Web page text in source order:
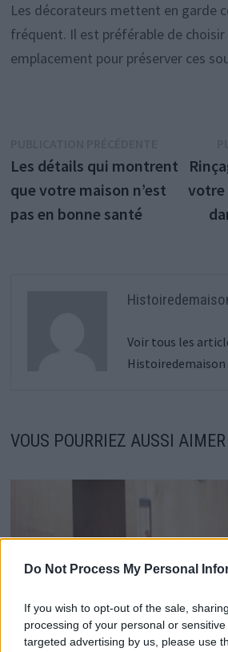
Do Not Process My Personal
If you wish to opt-out of the sale,
processing of your personal or
targeted advertising by us, please use
Les décorateurs mettent en garde
fréquent. Il est préférable de
emplacement pour préserver ces
de
l’article
précédente
Les détails qui montrent
que votre maison n’est
pas en bonne santé
votre
Voir tous les
VOUS POURRIEZ AUSSI AIMER